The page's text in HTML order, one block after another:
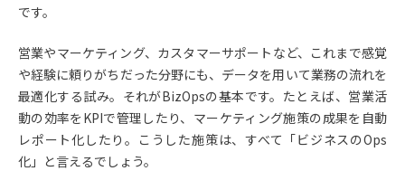
です。
営業やマーケティング、カスタマーサポートなど、これまで感覚
や経験に頼りがちだった分野にも、データを用いて業務の流れを
最適化する試み。それがBizOpsの基本です。たとえば、営業活
動の効率をKPIで管理したり、マーケティング施策の成果を自動
レポート化したり。こうした施策は、すべて「ビジネスのOps
化」と言えるでしょう。